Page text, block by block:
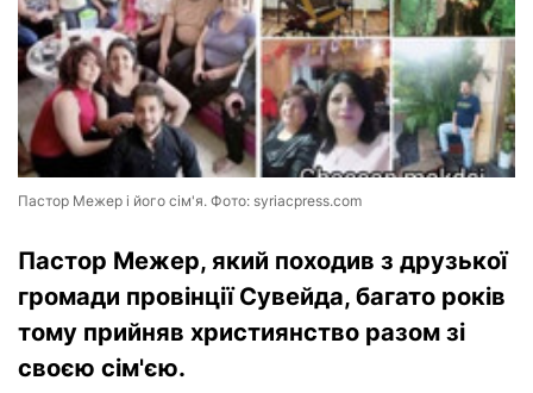
Пастор Межер і його сім'я. Фото: syriacpress.com
Пастор Межер, який походив з друзької
громади провінції Сувейда, багато років
тому прийняв християнство разом зі
своєю сім'єю.